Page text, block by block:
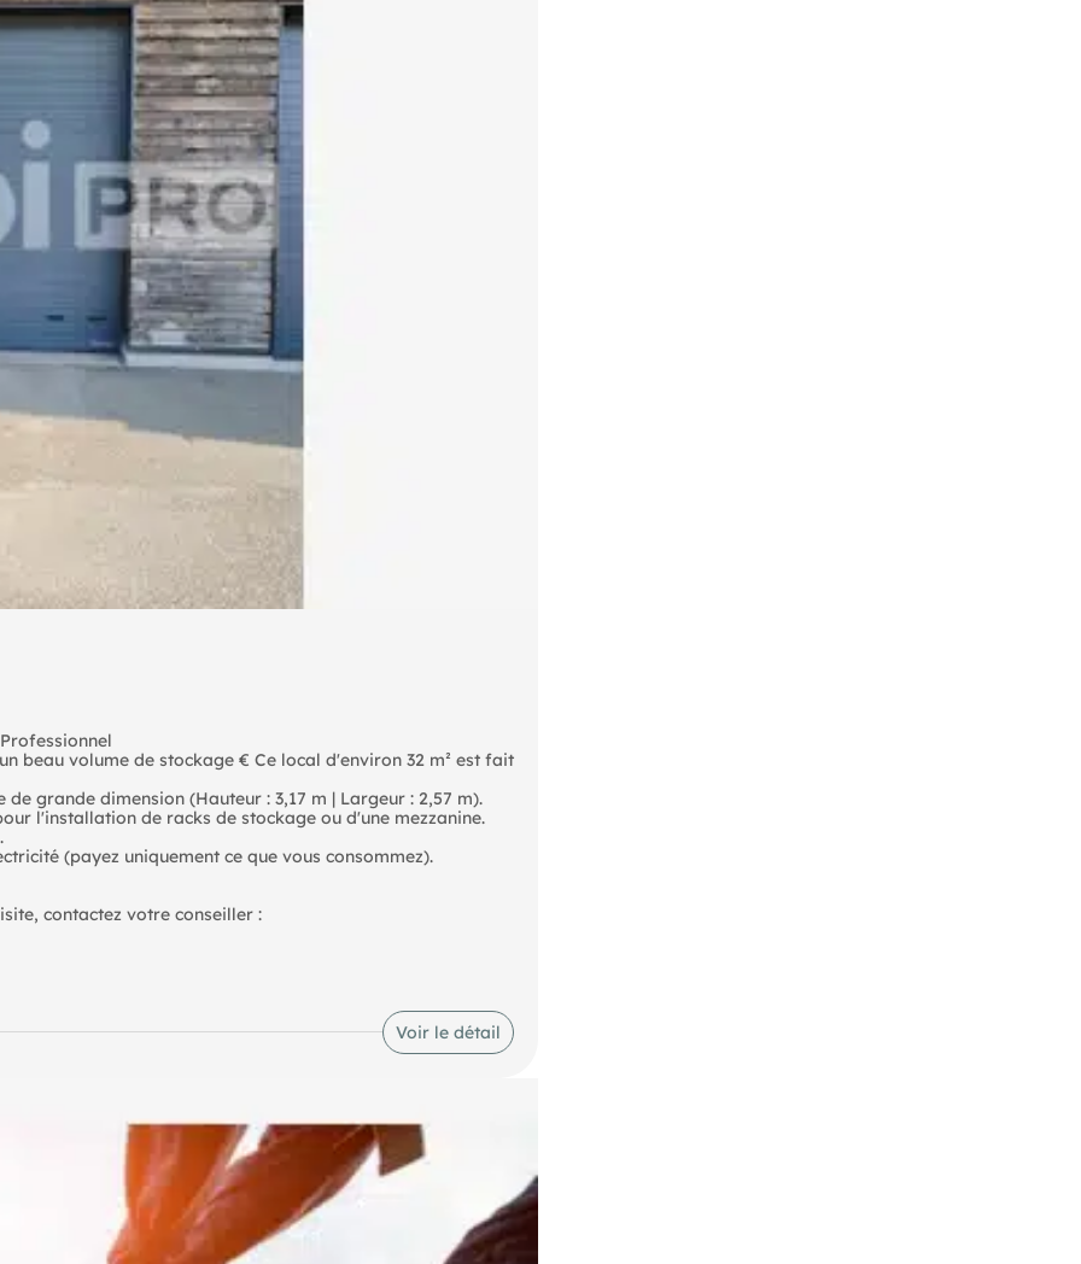
beau volume de stockage € Ce local d'environ 32 m² est fait
grande dimension (Hauteur : 3,17 m | Largeur : 2,57 m).
l'installation de racks de stockage ou d'une mezzanine.
(payez uniquement ce que vous consommez).
Pour toute information complémentaire ou pour organiser une visite, contactez votre conseiller :
Voir le détail